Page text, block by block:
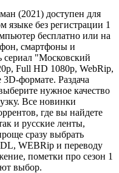
(2021) доступен для
языке без регистрации 1
бесплатно или на
смартфоны и
сериал "Московский
Full HD 1080p, WebRip,
формате. Раздача
нужное качество
Все новинки
где вы найдете
и русские ленты,
сразу выбрать
WEBRip и переводу
пометки про сезон 1
выбор.